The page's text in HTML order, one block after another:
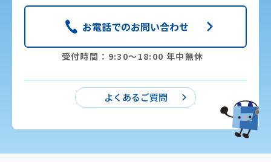
お電話でのお問い合わせ
受付時間：9:30〜18:00 年中無休
よくあるご質問